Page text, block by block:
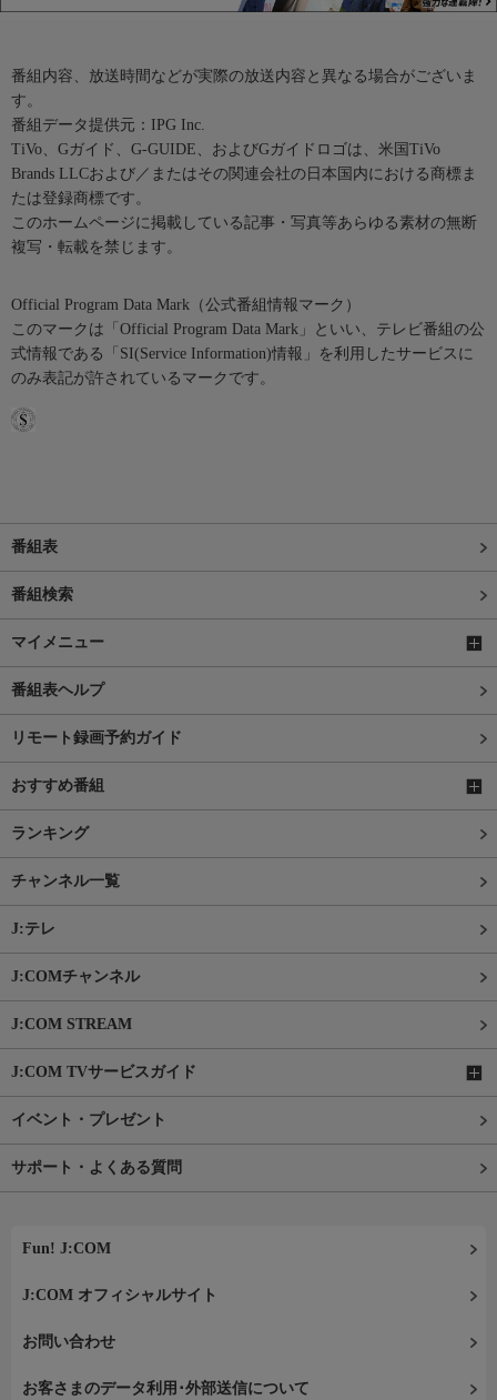
番組内容、放送時間などが実際の放送内容と異なる場合がございま
す。
番組データ提供元：IPG Inc.
TiVo、Gガイド、G-GUIDE、およびGガイドロゴは、米国TiVo
Brands LLCおよび／またはその関連会社の日本国内における商標ま
たは登録商標です。
このホームページに掲載している記事・写真等あらゆる素材の無断
複写・転載を禁じます。
Official Program Data Mark（公式番組情報マーク）
このマークは「Official Program Data Mark」といい、テレビ番組の公
式情報である「SI(Service Information)情報」を利用したサービスに
のみ表記が許されているマークです。
番組表
番組検索
マイメニュー
番組表ヘルプ
リモート録画予約ガイド
おすすめ番組
ランキング
チャンネル一覧
J:テレ
J:COMチャンネル
J:COM STREAM
J:COM TVサービスガイド
イベント・プレゼント
サポート・よくある質問
Fun! J:COM
J:COM オフィシャルサイト
お問い合わせ
お客さまのデータ利用･外部送信について